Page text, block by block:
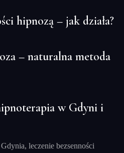
hipnozą – jak działa?
– naturalna metoda
w Gdyni i
leczenie bezsenności